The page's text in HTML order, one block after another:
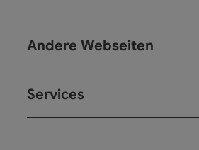
Andere Webseiten
Services